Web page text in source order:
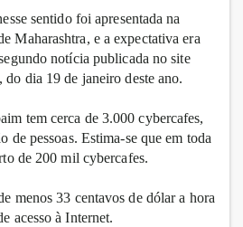
sentido foi apresentada na
Maharashtra, e a expectativa era
notícia publicada no site
, do dia 19 de janeiro deste ano.
tem cerca de 3.000 cybercafes,
de pessoas. Estima-se que em toda
de 200 mil cybercafes.
menos 33 centavos de dólar a hora
acesso à Internet.